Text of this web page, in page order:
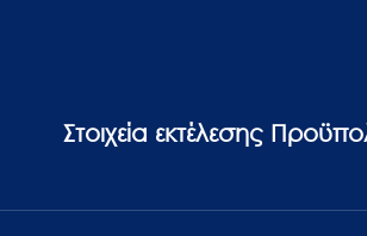
Στοιχεία εκτέλεσης